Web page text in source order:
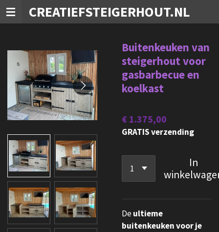
Ga
direct
hoofdinhoud
CREATIEFSTEIGERHOUT.NL
Buitenkeuken van
steigerhout voor
gasbarbecue en
koelkast
€ 1.375,00
GRATIS verzending
In
Deultieme
buitenkeuken voor je